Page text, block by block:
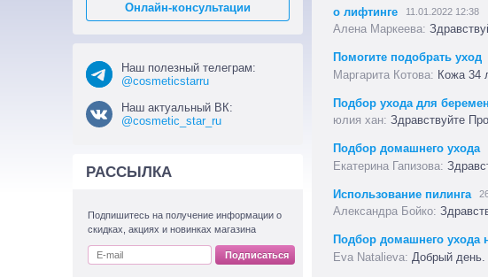
о лифтинге 11.01.2022 12:38
Помогите подобрать уход
Кожа 34
Подбор ухода для
Здравствуйте
Подбор домашнего ухода
Использование пилинга
Подбор домашнего ухода
Добрый день.
Онлайн-консультации
Наш полезный телеграм:
@cosmeticstarru
Наш актуальный ВК:
@cosmetic_star_ru
РАССЫЛКА
Подпишитесь на получение информации о
скидках, акциях и новинках магазина
Подписаться